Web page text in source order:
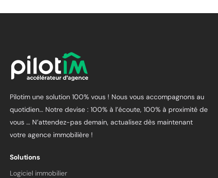
Pilotim une solution 100% vous ! Nous vous accompagnons au
quotidien… Notre devise : 100% à l’écoute, 100% à proximité de
vous … N’attendez-pas demain, actualisez dès maintenant
votre agence immobilière !
Solutions
Logiciel immobilier